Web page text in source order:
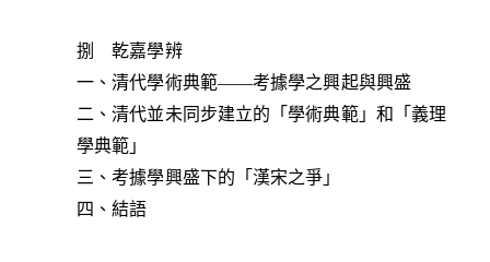
捌 乾嘉學辨
一、清代學術典範――考據學之興起與興盛
二、清代並未同步建立的「學術典範」和「義理
學典範」
三、考據學興盛下的「漢宋之爭」
四、結語